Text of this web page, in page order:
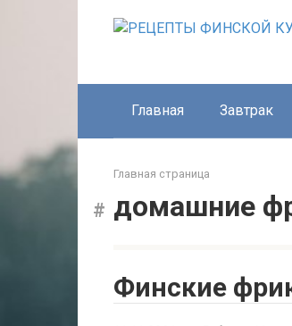
Главная Завтрак
Главная страница
домашние
Финские